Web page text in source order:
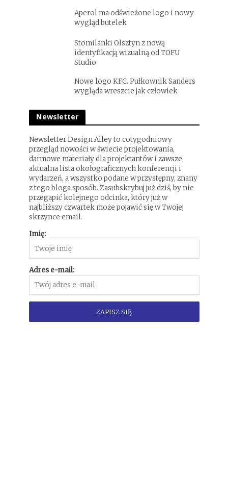
Aperol ma odświeżone logo i nowy
wygląd butelek
Stomilanki Olsztyn z nową
identyfikacją wizualną od TOFU
Studio
Nowe logo KFC. Pułkownik Sanders
wygląda wreszcie jak człowiek
Newsletter
Newsletter Design Alley to cotygodniowy
przegląd nowości w świecie projektowania,
darmowe materiały dla projektantów i zawsze
aktualna lista okołograficznych konferencji i
wydarzeń, a wszystko podane w przystępny, znany
z tego bloga sposób. Zasubskrybuj już dziś, by nie
przegapić kolejnego odcinka, który już w
najbliższy czwartek może pojawić się w Twojej
skrzynce email.
Imię:
Adres e-mail: